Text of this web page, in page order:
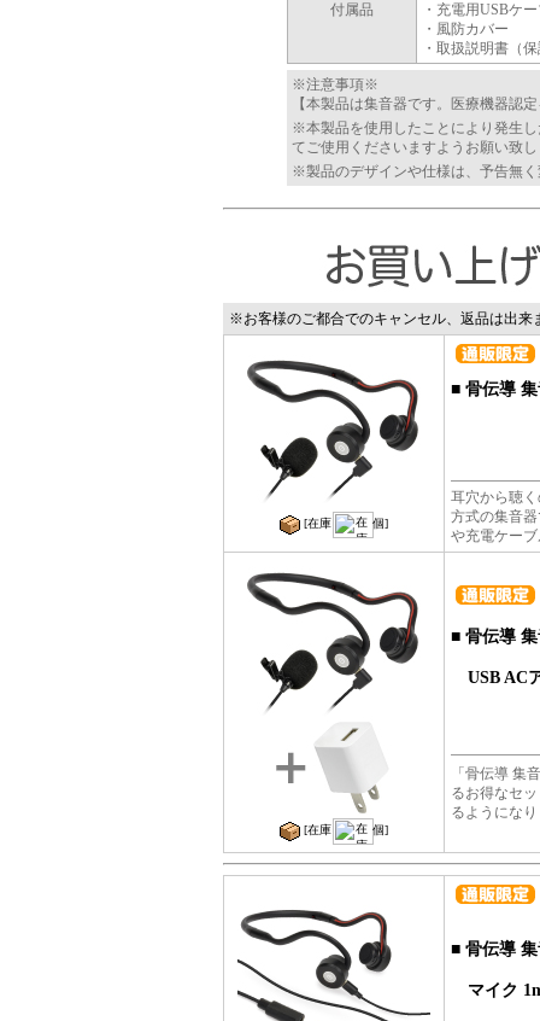
付属品
・充電用USBケ
・風防カバー
・取扱説明書（
※注意事項※
【本製品は集音器です。医療機器認
※本製品を使用したことにより発生
てご使用くださいますようお願い致
※製品のデザインや仕様は、予告無
※お客様のご都合でのキャンセル、返品は出来
[在庫 個]
■ 骨伝導
耳穴から聴
方式の集音
や充電ケー
[在庫 個]
■ 骨伝導
USB AC
「骨伝導 集
るお得なセ
るようにな
■ 骨伝導
マイク